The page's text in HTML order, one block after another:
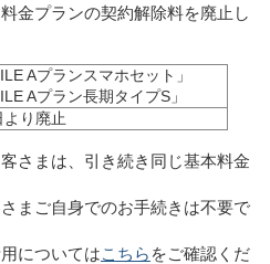
金プランの契約解除料を廃止し
Aプランスマホセット」
Aプラン長期タイプS」
り廃止
さまは、引き続き同じ基本料金
まご自身でのお手続きは不要で
についてはこちら をご確認くだ